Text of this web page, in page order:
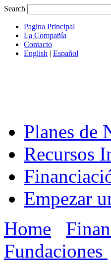
Search
Pagina Principal
La Compañía
Contacto
English | Español
Planes de
Recursos
Empezar
Home
Fundaciones